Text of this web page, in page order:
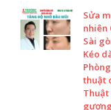
Sửa
nhiên
Sài
Kéo
thuật
Thuật